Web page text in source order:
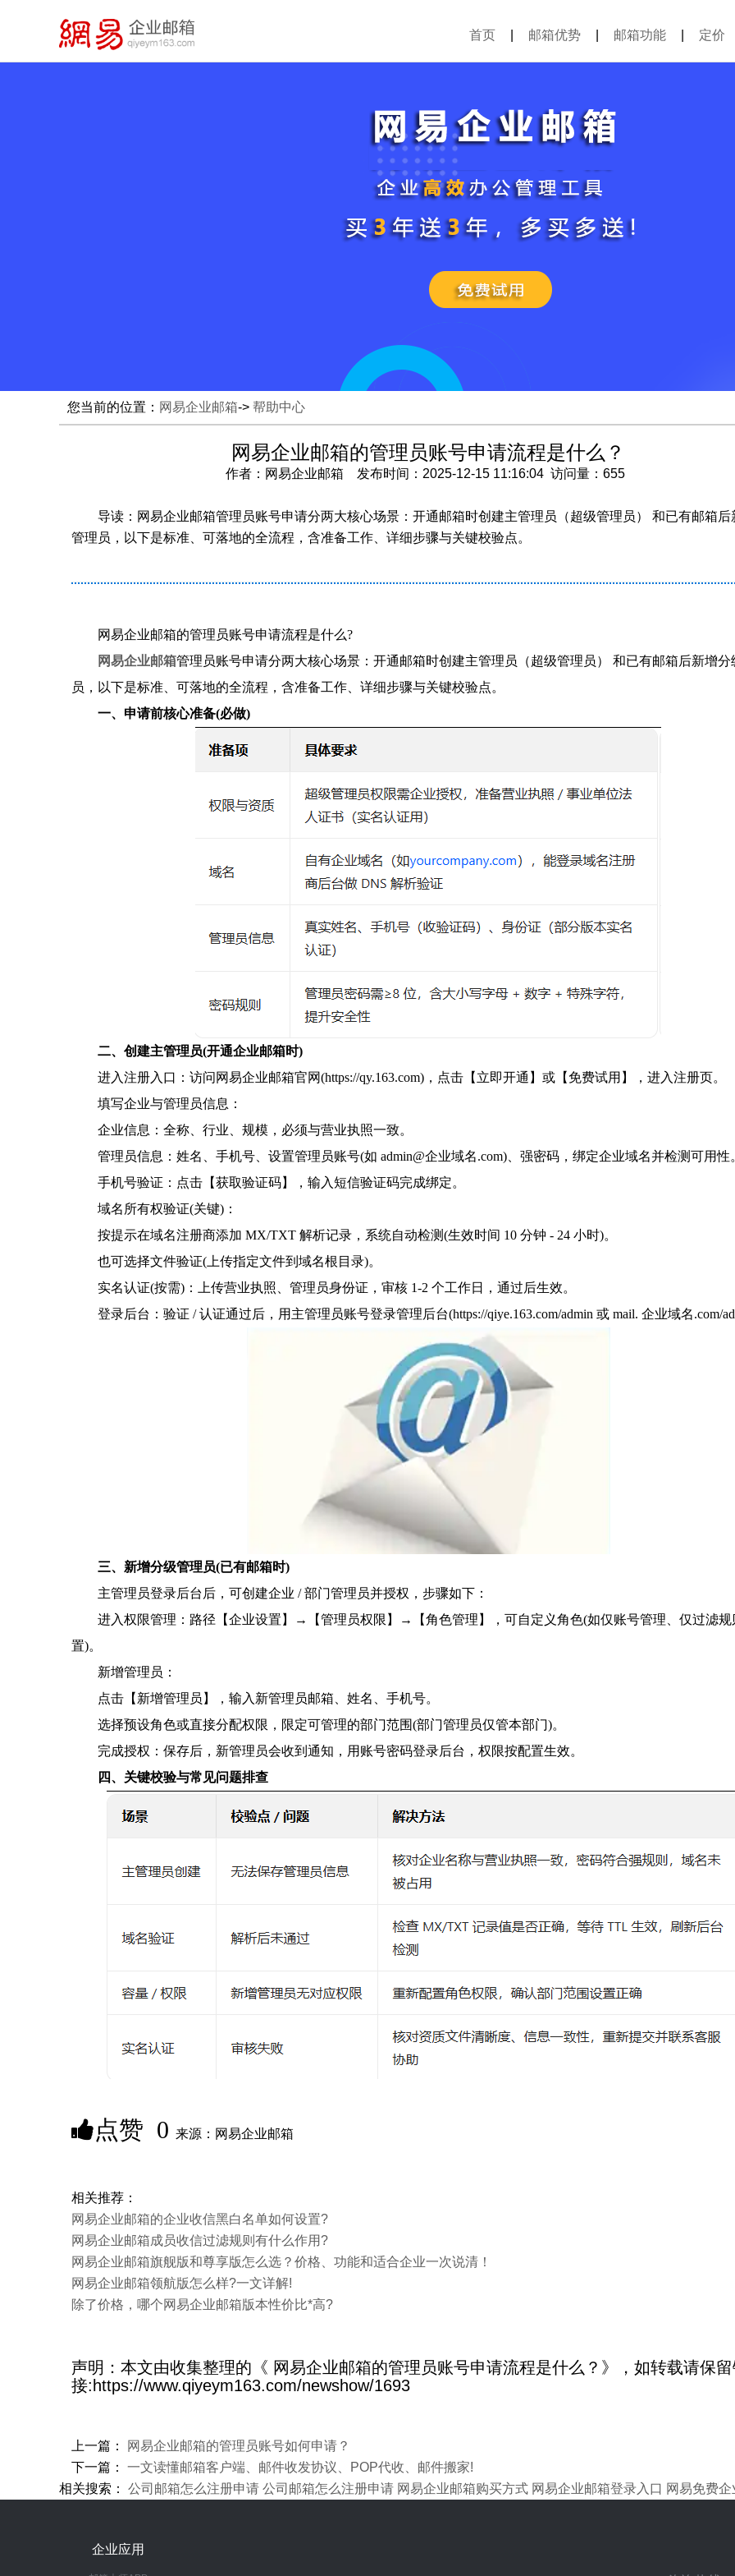
首页 邮箱优势 邮箱功能 定价
您当前的位置： 网易企业邮箱-> 帮助中心
网易企业邮箱的管理员账号申请流程是什么？
作者：网易企业邮箱 发布时间：2025-12-15 11:16:04 访问量：655
导读：网易企业邮箱​管理员账号申请分两大核心场景：开通邮箱时创建主管理员（超级管理员） 和已有邮箱后
管理员，以下是标准、可落地的全流程，含准备工作、详细步骤与关键校验点。
网易企业邮箱的管理员账号申请流程是什么?
网易企业邮箱管理员账号申请分两大核心场景：开通邮箱时创建主管理员（超级管理员） 和已有邮箱后新增分
员，以下是标准、可落地的全流程，含准备工作、详细步骤与关键校验点。
一、申请前核心准备(必做)
二、创建主管理员(开通企业邮箱时)
进入注册入口：访问网易企业邮箱官网(https://qy.163.com)，点击【立即开通】或【免费试用】，进入注册页。
填写企业与管理员信息：
企业信息：全称、行业、规模，必须与营业执照一致。
管理员信息：姓名、手机号、设置管理员账号(如 admin@企业域名.com)、强密码，绑定企业域名并检测可用性
手机号验证：点击【获取验证码】，输入短信验证码完成绑定。
域名所有权验证(关键)：
按提示在域名注册商添加 MX/TXT 解析记录，系统自动检测(生效时间 10 分钟 - 24 小时)。
也可选择文件验证(上传指定文件到域名根目录)。
实名认证(按需)：上传营业执照、管理员身份证，审核 1-2 个工作日，通过后生效。
登录后台：验证 / 认证通过后，用主管理员账号登录管理后台(https://qiye.163.com/admin 或 mail. 企业域名.com/
三、新增分级管理员(已有邮箱时)
主管理员登录后台后，可创建企业 / 部门管理员并授权，步骤如下：
进入权限管理：路径【企业设置】→【管理员权限】→【角色管理】，可自定义角色(如仅账号管理、仅过滤规
置)。
新增管理员：
点击【新增管理员】，输入新管理员邮箱、姓名、手机号。
选择预设角色或直接分配权限，限定可管理的部门范围(部门管理员仅管本部门)。
完成授权：保存后，新管理员会收到通知，用账号密码登录后台，权限按配置生效。
四、关键校验与常见问题排查
点赞 0 来源：网易企业邮箱
相关推荐：
网易企业邮箱的企业收信黑白名单如何设置?
网易企业邮箱成员收信过滤规则有什么作用?
​网易企业邮箱旗舰版和尊享版怎么选？价格、功能和适合企业一次说清！
网易企业邮箱领航版怎么样?一文详解!
除了价格，哪个网易企业邮箱版本性价比*高?
声明：本文由收集整理的《 网易企业邮箱的管理员账号申请流程是什么？》，如转载请保
接:https://www.qiyeym163.com/newshow/1693
上一篇：
网易企业邮箱的管理员账号如何申请？
下一篇： 一文读懂邮箱客户端、邮件收发协议、POP代收、邮件搬家!
相关搜索： 公司邮箱怎么注册申请 公司邮箱怎么注册申请 网易企业邮箱购买方式 网易企业邮箱登录入口 网易免费
企业应用